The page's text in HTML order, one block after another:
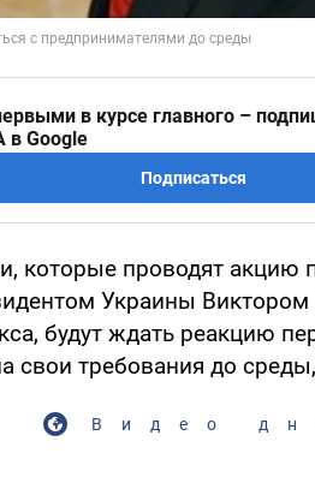
в курсе главного –
в Google
Подписаться
которые проводят акцию
Украины
будут ждать реакцию
свои требования до
Видео